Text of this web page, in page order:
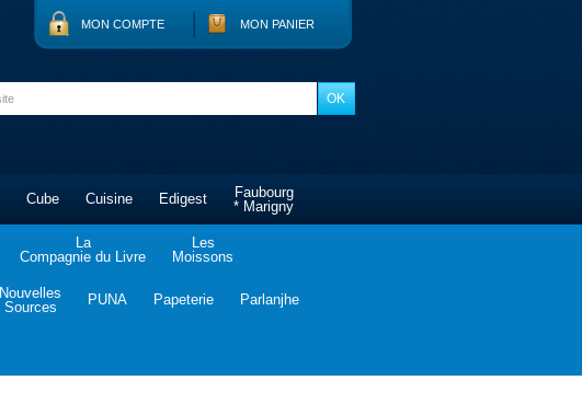
MON COMPTE MON PANIER
Cube Cuisine Edigest
Faubourg
* Marigny
La
Compagnie du Livre
Les
Moissons
Nouvelles
Sources
PUNA Papeterie Parlanjhe